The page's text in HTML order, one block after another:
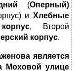
(Оперный)
иХлебные
, Второй
корпус.
является
Моховой улице